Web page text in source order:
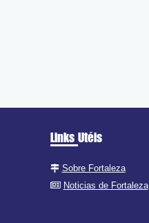
Links Utéis
Sobre Fortaleza
Noticias de Fortaleza